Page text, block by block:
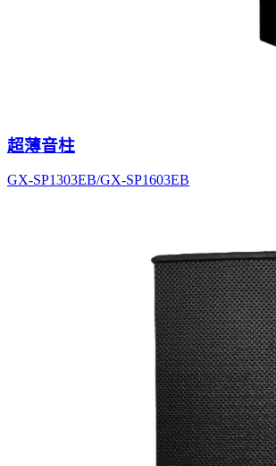
超薄音柱
GX-SP1303EB/GX-SP1603EB